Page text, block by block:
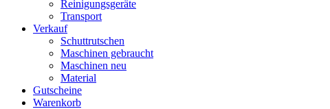
Reinigungsgeräte
Transport
Verkauf
Schuttrutschen
Maschinen gebraucht
Maschinen neu
Material
Gutscheine
Warenkorb